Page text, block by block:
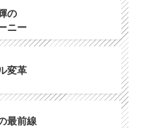
の
ニー
変革
最前線